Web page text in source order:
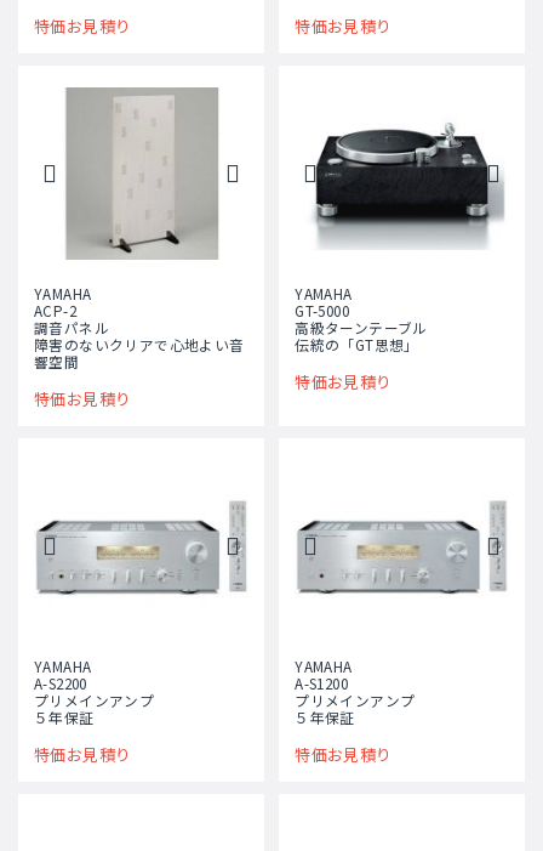
特価お見積り 特価お見積り
YAMAHA
ACP-2
調音パネル
障害のないクリアで心地よい音
響空間
特価お見積り
YAMAHA
GT-5000
高級ターンテーブル
伝統の「GT思想」
特価お見積り
YAMAHA
A-S2200
プリメインアンプ
５年保証
特価お見積り
YAMAHA
A-S1200
プリメインアンプ
５年保証
特価お見積り